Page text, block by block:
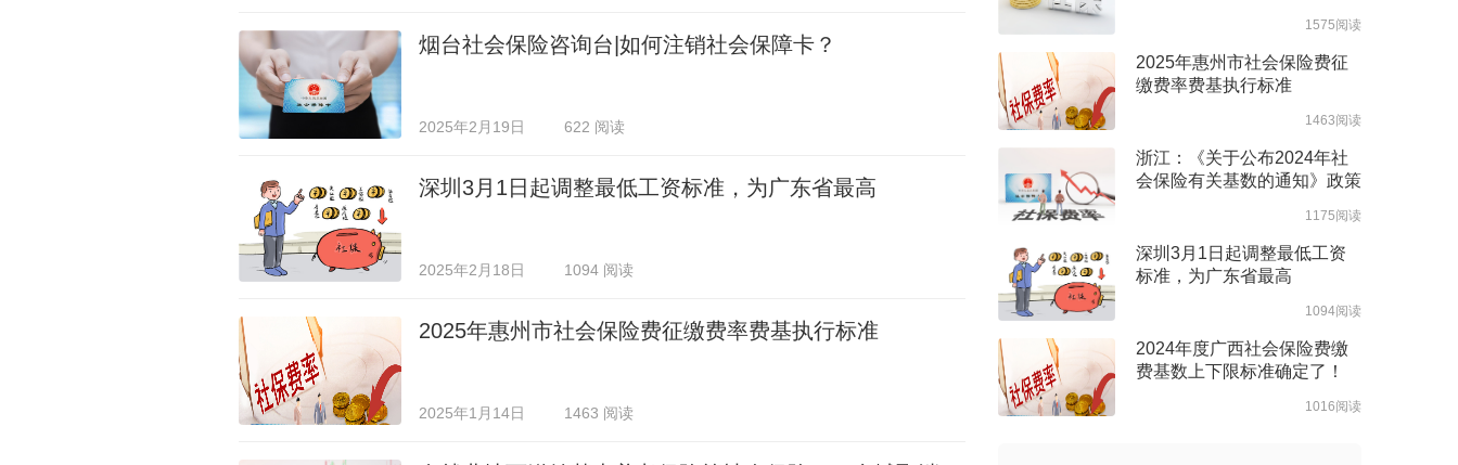
烟台社会保险咨询台|如何注销社会保障卡？
2025年2月19日 622 阅读
深圳3月1日起调整最低工资标准，为广东省最高
2025年2月18日 1094 阅读
2025年惠州市社会保险费征缴费率费基执行标准
2025年1月14日 1463 阅读
1575阅读
2025年惠州市社会保险费征
缴费率费基执行标准
1463阅读
浙江：《关于公布2024年社
会保险有关基数的通知》政策
1175阅读
深圳3月1日起调整最低工资
标准，为广东省最高
1094阅读
2024年度广西社会保险费缴
费基数上下限标准确定了！
1016阅读